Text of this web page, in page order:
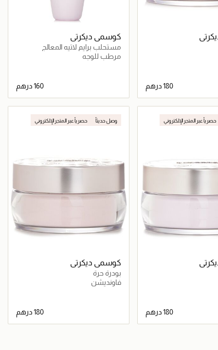
⁦180⁩ درهم
جاري تحميل التفاصيل
كوسمي ديكرتي
مستحلب برايم لاتيه المعالج
مرطب للوجه
جاري تحميل التفاصيل
حصرياً عبر المتجر الإلكتروني
⁦180⁩ درهم
وصل حديثاً حصرياً عبر المتجر الإلكتروني
كوسمي ديكرتي
بودرة حرة
فاونديشن